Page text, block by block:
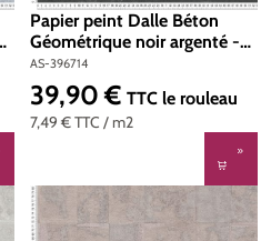
Papier peint Dalle Béton
Géométrique noir argenté -
Stories of Life d'A.S. Création
| Réf. AS-396714
AS-396714
7,49 €TTC / m2
Prix régulier :
39,90 € TTC le rouleau